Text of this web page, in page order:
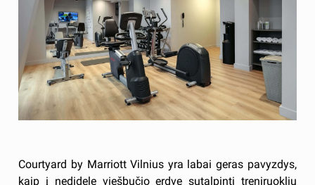
Courtyard by Marriott Vilnius yra labai geras pavyzdys,
kaip į nedidelę viešbučio erdvę sutalpinti treniruoklių